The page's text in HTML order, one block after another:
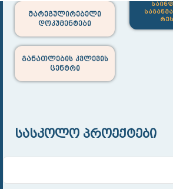
მარეგულირებელი
დოკუმენტები
განათლების კვლევის
ცენტრი
სასკოლო პროექტები